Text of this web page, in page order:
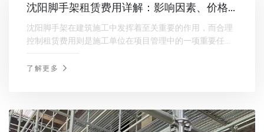
沈阳脚手架租赁费用详解：影响因素、价格
比较及省钱技巧分享
沈阳脚手架在建筑施工中发挥着至关重要的作用，而合理
控制租赁费用则是施工单位在项目管理中的一项重要任
分析，以及有效的省钱技巧，施工单位可以在保证施工安
了解更多